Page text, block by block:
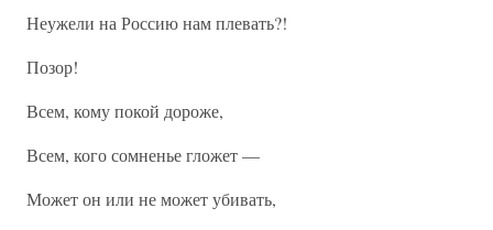
Неужели на Россию нам плевать?!
Позор!
Всем, кому покой дороже,
Всем, кого сомненье гложет —
Может он или не может убивать,